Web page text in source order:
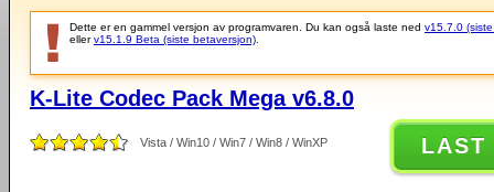
Dette er en gammel versjon av programvaren. Du kan også laste ned v15.7.0
ellerv15.1.9 Beta (siste betaversjon)
K-Lite Codec Pack Mega v6.8.0
Vista / Win10 / Win7 / Win8 / WinXP LAST